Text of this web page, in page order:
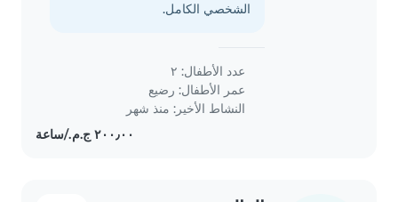
الشخصي الكامل.
عدد الأطفال: ٢
عمر الأطفال: رضيع
النشاط الأخير: منذ شهر